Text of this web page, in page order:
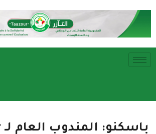
باسكنو: المندوب العام لـ